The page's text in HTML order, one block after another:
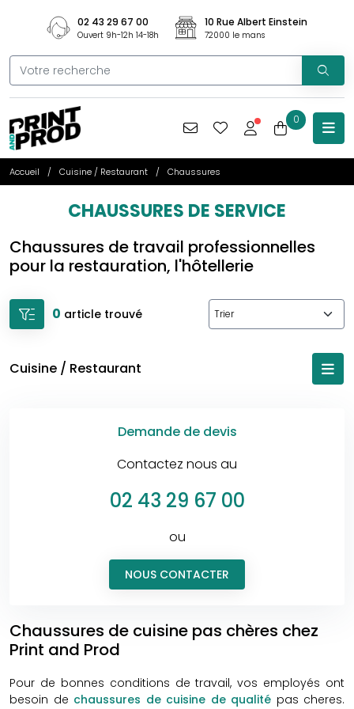
02 43 29 67 00
Ouvert 9h-12h 14-18h
10 Rue Albert Einstein
72000 le mans
0
Accueil Cuisine / Restaurant Chaussures
CHAUSSURES DE SERVICE
Chaussures de travail professionnelles
pour la restauration, l'hôtellerie
0 article trouvé
Cuisine / Restaurant
Demande de devis
Contactez nous au
02 43 29 67 00
ou
NOUS CONTACTER
Chaussures de cuisine pas chères chez
Print and Prod
Pour de bonnes conditions de travail, vos employés ont
besoin de chaussures de cuisine de qualité pas cheres.